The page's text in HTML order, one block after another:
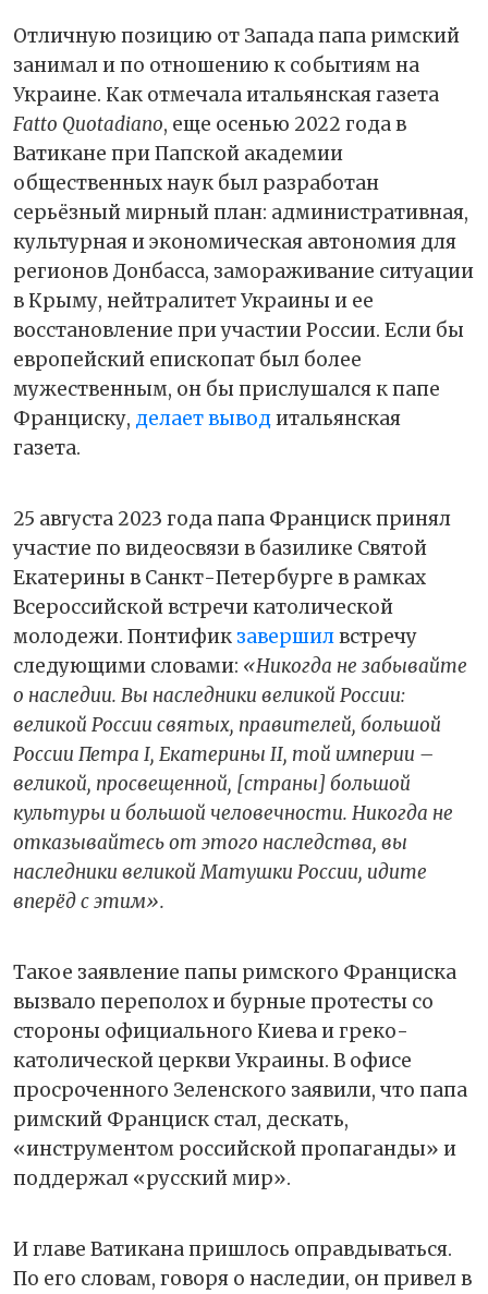
Отличную позицию от Запада папа римский
занимал и по отношению к событиям на
Украине. Как отмечала итальянская газета
Fatto Quotadiano, еще осенью 2022 года в
Ватикане при Папской академии
общественных наук был разработан
серьёзный мирный план: административная,
культурная и экономическая автономия для
регионов Донбасса, замораживание ситуации
в Крыму, нейтралитет Украины и ее
восстановление при участии России. Если бы
европейский епископат был более
мужественным, он бы прислушался к папе
Франциску, делает выводитальянская
газета.
25 августа 2023 года папа Франциск принял
участие по видеосвязи в базилике Святой
Екатерины в Санкт-Петербурге в рамках
Всероссийской встречи католической
молодежи. Понтифик завершилвстречу
следующими словами: «Никогда не забывайте
о наследии. Вы наследники великой России:
великой России святых, правителей, большой
России Петра I, Екатерины II, той империи –
великой, просвещенной, [страны] большой
культуры и большой человечности. Никогда не
отказывайтесь от этого наследства, вы
наследники великой Матушки России, идите
вперёд с этим».
Такое заявление папы римского Франциска
вызвало переполох и бурные протесты со
стороны официального Киева и греко-
католической церкви Украины. В офисе
просроченного Зеленского заявили, что папа
римский Франциск стал, дескать,
«инструментом российской пропаганды» и
поддержал «русский мир».
И главе Ватикана пришлось оправдываться.
По его словам, говоря о наследии, он привел в